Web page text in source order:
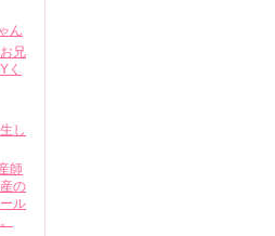
ん
兄
く
し
師
の
ル